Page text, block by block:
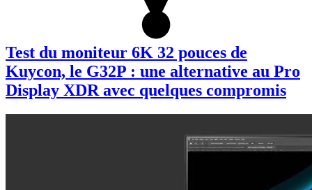
Test du moniteur 6K 32 pouces de
Kuycon, le G32P : une alternative au Pro
Display XDR avec quelques compromis